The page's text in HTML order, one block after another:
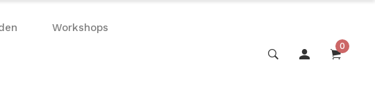
Workshops
0